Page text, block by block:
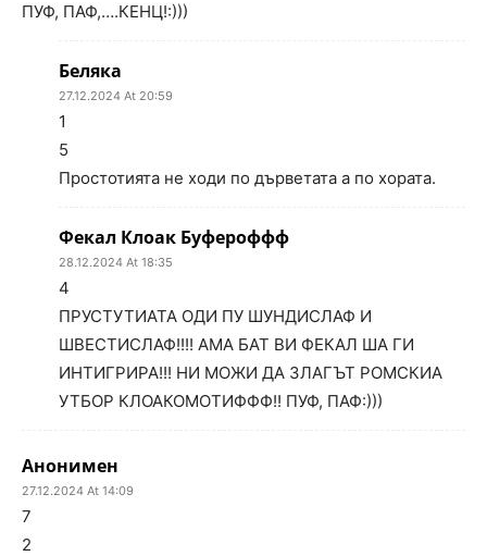
ПУФ, ПАФ,….КЕНЦ!:)))
Беляка
27.12.2024 At 20:59
1
5
Простотията не ходи по дърветата а по хората.
Фекал Клоак Буфероффф
28.12.2024 At 18:35
4
ПРУСТУТИАТА ОДИ ПУ ШУНДИСЛАФ И
ШВЕСТИСЛАФ!!!! АМА БАТ ВИ ФЕКАЛ ША ГИ
ИНТИГРИРА!!! НИ МОЖИ ДА ЗЛАГЪТ РОМСКИА
УТБОР КЛОАКОМОТИФФФ!! ПУФ, ПАФ:)))
Анонимен
27.12.2024 At 14:09
7
2